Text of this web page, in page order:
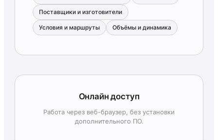
Поставщики и изготовители
Условия и маршруты Объёмы и динамика
Онлайн доступ
Работа через веб-браузер, без установки
дополнительного ПО.